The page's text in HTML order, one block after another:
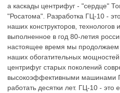
а каскады центрифуг - "сердце"
"Росатома". Разработка ГЦ-10 -
наших конструкторов, технологов
выполненное в год 80-летия
настоящее время мы
наших обогатительных
центрифуг старых поколений
высокоэффективными машинами
работать десятки лет. ГЦ-10 - это